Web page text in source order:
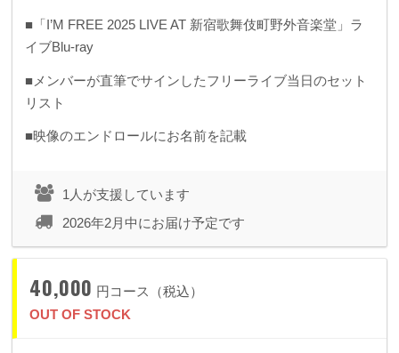
■「I’M FREE 2025 LIVE AT 新宿歌舞伎町野外音楽堂」ラ
イブBlu-ray
■メンバーが直筆でサインしたフリーライブ当日のセット
リスト
■映像のエンドロールにお名前を記載
1人が支援しています
2026年2月中にお届け予定です
40,000 円コース（税込）
OUT OF STOCK